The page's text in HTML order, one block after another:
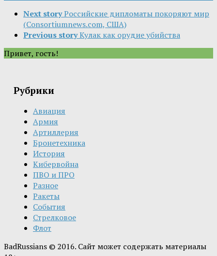
Next storyРоссийские дипломаты покоряют мир
(Consortiumnews.com, США)
Previous storyКулак как орудие убийства
Привет, гость!
Рубрики
Авиация
Армия
Артиллерия
Бронетехника
История
Кибервойна
ПВО и ПРО
Разное
Ракеты
События
Стрелковое
Флот
BadRussians © 2016. Сайт может содержать материалы